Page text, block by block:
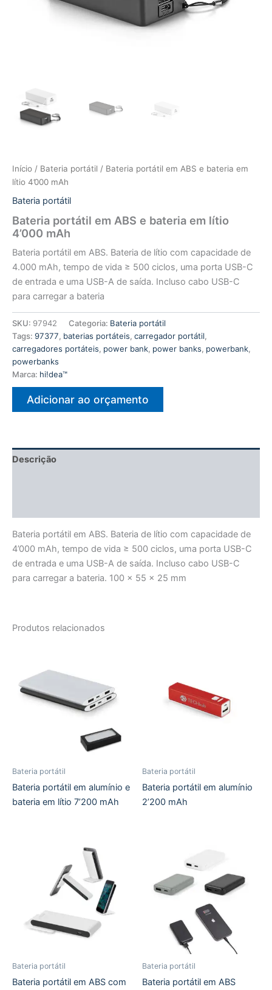
Início / Bateria portátil / Bateria portátil em ABS e bateria em
lítio 4’000 mAh
Bateria portátil
Bateria portátil em ABS e bateria em lítio
4’000 mAh
Bateria portátil em ABS. Bateria de lítio com capacidade de
4.000 mAh, tempo de vida ≥ 500 ciclos, uma porta USB-C
de entrada e uma USB-A de saída. Incluso cabo USB-C
para carregar a bateria
SKU: 97942 Categoria: Bateria portátil
Tags: 97377, baterias portáteis, carregador portátil,
carregadores portáteis, power bank, power banks, powerbank,
powerbanks
Marca: hi!dea™
Adicionar ao orçamento
Descrição
Bateria portátil em ABS. Bateria de lítio com capacidade de
4’000 mAh, tempo de vida ≥ 500 ciclos, uma porta USB-C
de entrada e uma USB-A de saída. Incluso cabo USB-C
para carregar a bateria. 100 x 55 x 25 mm
Produtos relacionados
Bateria portátil
Bateria portátil em alumínio e
bateria em lítio 7’200 mAh
Bateria portátil
Bateria portátil em alumínio
2’200 mAh
Bateria portátil
Bateria portátil em ABS com
Bateria portátil
Bateria portátil em ABS